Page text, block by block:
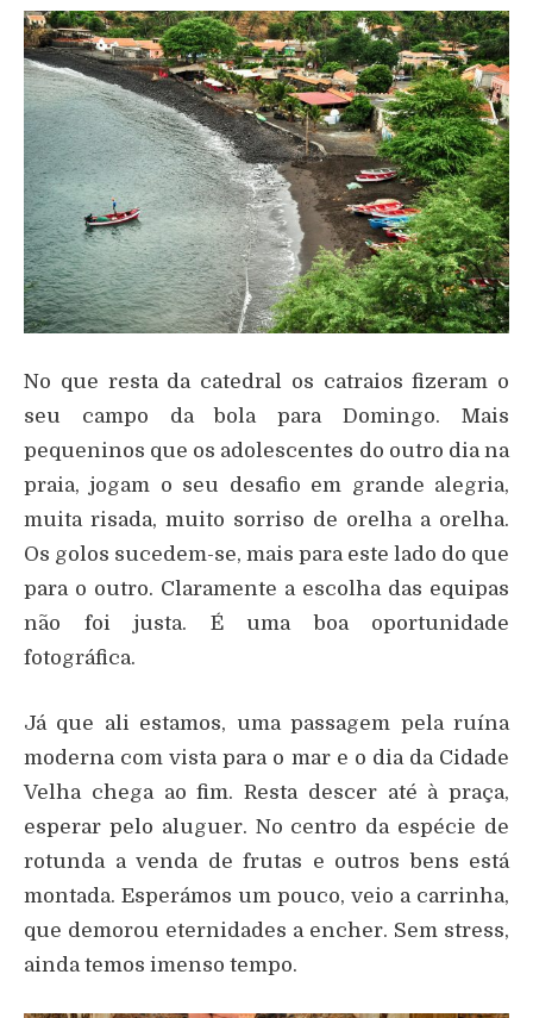
No que resta da catedral os catraios fizeram o
seu campo da bola para Domingo. Mais
pequeninos que os adolescentes do outro dia na
praia, jogam o seu desafio em grande alegria,
muita risada, muito sorriso de orelha a orelha.
Os golos sucedem-se, mais para este lado do que
para o outro. Claramente a escolha das equipas
não foi justa. É uma boa oportunidade
fotográfica.
Já que ali estamos, uma passagem pela ruína
moderna com vista para o mar e o dia da Cidade
Velha chega ao fim. Resta descer até à praça,
esperar pelo aluguer. No centro da espécie de
rotunda a venda de frutas e outros bens está
montada. Esperámos um pouco, veio a carrinha,
que demorou eternidades a encher. Sem stress,
ainda temos imenso tempo.